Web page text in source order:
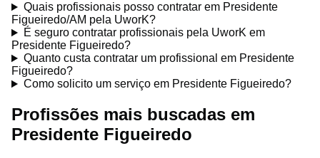
Quais profissionais posso contratar em Presidente
Figueiredo/AM pela UworK?
É seguro contratar profissionais pela UworK em
Presidente Figueiredo?
Quanto custa contratar um profissional em Presidente
Figueiredo?
Como solicito um serviço em Presidente Figueiredo?
Profissões mais buscadas em
Presidente Figueiredo